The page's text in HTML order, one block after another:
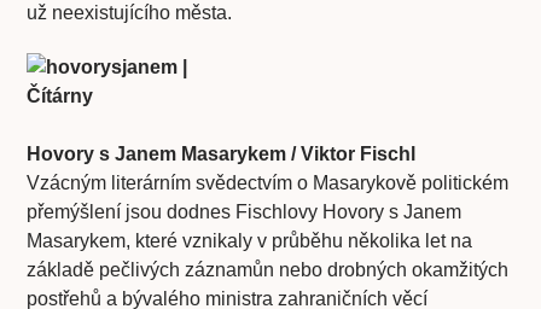
už neexistujícího města.
Hovory s Janem Masarykem / Viktor Fischl
Vzácným literárním svědectvím o Masarykově politickém
přemýšlení jsou dodnes Fischlovy Hovory s Janem
Masarykem, které vznikaly v průběhu několika let na
základě pečlivých záznamůn nebo drobných okamžitých
postřehů a bývalého ministra zahraničních věcí